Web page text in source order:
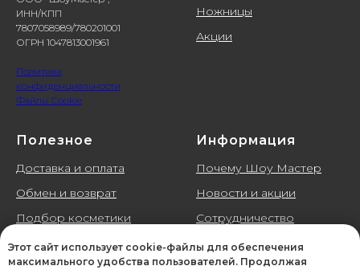
Этот сайт использует cookie-файлы для обеспечения
максимального удобства пользователей. Продолжая
ИНН/КПП
7807058989/780201001
ОГРН 1047813001961
Политика
конфиденциальности
Файлы Cookie
Ножницы
Акции
Полезное
Доставка и оплата
Обмен и возврат
Подбор косметики
Галерея
Информация
Почему Шоу Мастер
Новости и акции
Сотрудничество
Контакты